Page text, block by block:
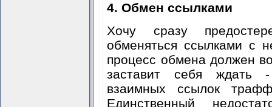
4. Обмен ссылками
Хочу сразу
обменяться ссылками с
процесс обмена должен
заставит себя ждать
взаимных ссылок
Единственный